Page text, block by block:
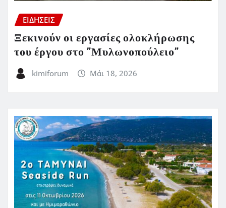
ΕΙΔΗΣΕΙΣ
Ξεκινούν οι εργασίες ολοκλήρωσης
του έργου στο ”Μυλωνοπούλειο”
kimiforum Μάι 18, 2026